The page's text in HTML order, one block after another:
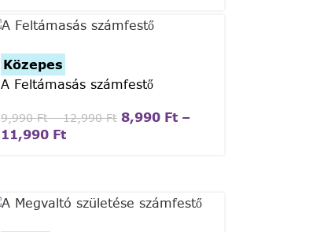
Közepes
A Feltámasás számfestő
9,990Ft – 12,990Ft 8,990 Ft –
11,990 Ft